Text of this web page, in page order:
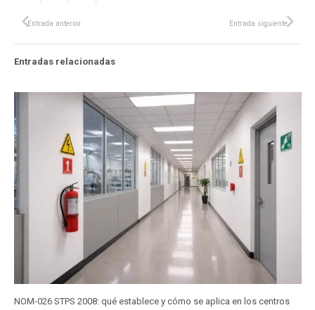
Entrada anterior Entrada siguiente
Entradas relacionadas
NOM-026 STPS 2008: qué establece y cómo se aplica en los centros